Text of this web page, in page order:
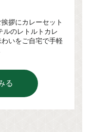
拶にカレーセット
ルのレトルトカレ
いをご自宅で手軽
る